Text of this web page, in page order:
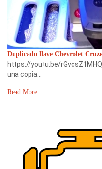
Duplicado llave Chevrolet Cruze
https://youtu.be/
una copia…
Read More